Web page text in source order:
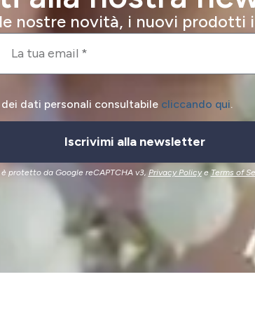
nostre novità, i nuovi prodotti
dati personali consultabile cliccando qui.
Iscrivimi alla newsletter
protetto da Google reCAPTCHA v3,Privacy PolicyeTerms of